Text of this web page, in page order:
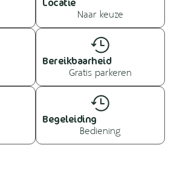
Naar keuze
Bereikbaarheid
Gratis parkeren
Begeleiding
Bediening